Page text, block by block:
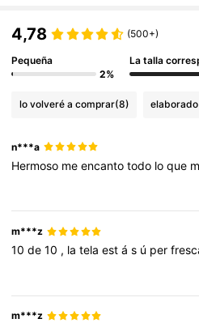
4,78 (500+)
Pequeña
2%
La talla
lo volveré a comprar(8)
n***a
Hermoso meencantotodo loque
m***z
10de10 , latelaestás ú per
m***z